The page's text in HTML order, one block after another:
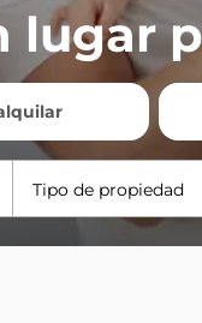
lugar
Tipo de propiedad